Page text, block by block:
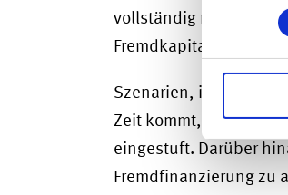
vollständig mit
Fremdkapital als in
Szenarien, in denen
Zeit kommt, wurden
eingestuft. Darüber
Fremdfinanzierung zu